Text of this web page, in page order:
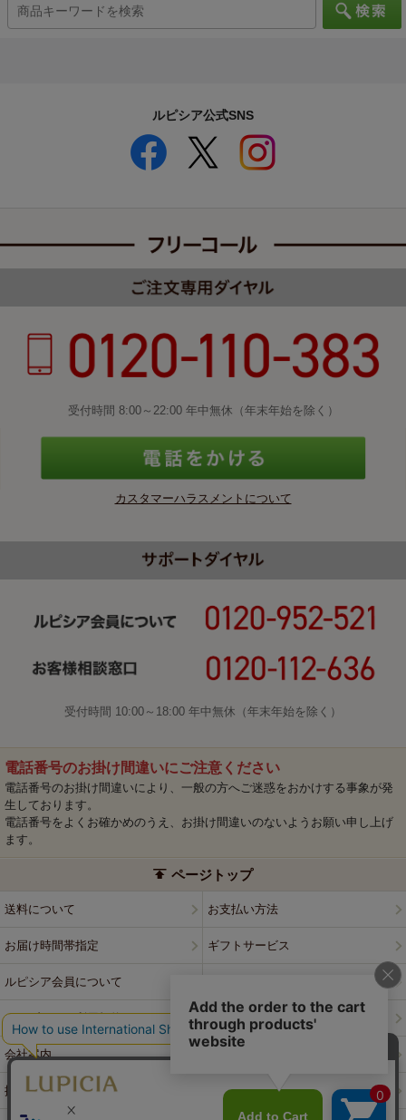
ルピシア公式SNS
受付時間 8:00～22:00 年中無休（年末年始を除く）
カスタマーハラスメントについて
受付時間 10:00～18:00 年中無休（年末年始を除く）
電話番号のお掛け間違いにご注意ください
電話番号のお掛け間違いにより、一般の方へご迷惑をおかけする事象が発
生しております。
電話番号をよくお確かめのうえ、お掛け間違いのないようお願い申し上げ
ます。
ページトップ
送料について お支払い方法
お届け時間帯指定 ギフトサービス
ルピシア会員について
ウェブサイト利用規約 特定商取引法に基づく表記
会社案内
採用情報 ルピシアブランド